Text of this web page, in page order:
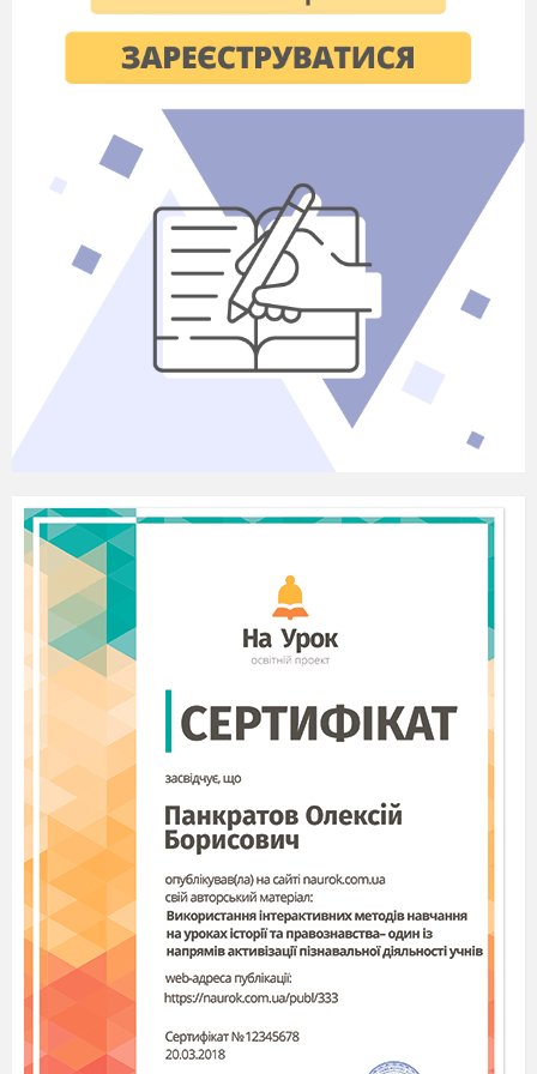
4. Надання необхідної інформації
Вчитель.Який він має бути здоровий
спосіб життя родини? Що треба робити, щоб
людина була здоровою, ми дізнаємося у
процесі нашого
Добробут та здоров’я сім’ї залежать від
багатьох складових способу життя родини. Ці
складові записані на пелюстках « Квітки
рішень», які знаходяться у мене на столі. У
процесі гри ми спробуємо скласти нашу
вибиратиме
підтверджуватиме все, що записано на ній та
розміщуватиме на дошці. Експерти, в свою
чергу, уважно слідкують за роботою та
виступом команд.
5. Інтерактивна робота
Робота в групах
Гра « Конверт»
Вчитель.
Команди отримують конверт із
завданнями, в яких є висловлювання стосовно
ваших складових оздоровчих традицій родини.
Спробуйте за 2 хвилини відбирати із конверта
правильні відповіді одної із складових. На
початку виступу виберіть свою пелюстку ,
розмістіть її на дошці, назвіть висловлювання,
відібрані вашою командою та
дайте відповідь
на питання, яке підготували для вас експерти.
Група, яка закінчила роботу першою, піднімає